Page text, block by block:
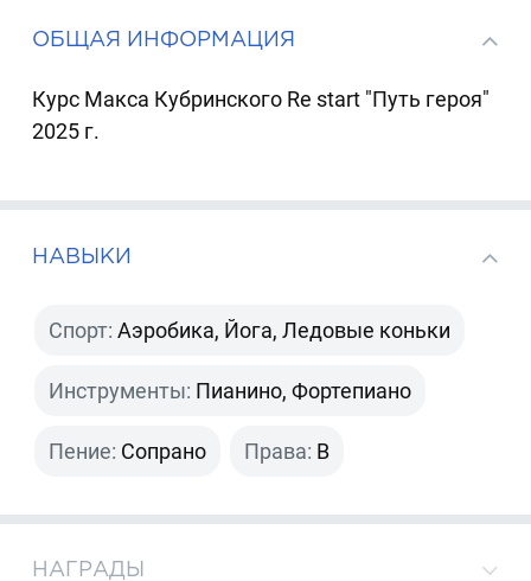
ОБЩАЯ ИНФОРМАЦИЯ
Курс Макса Кубринского Re start "Путь героя"
2025 г.
НАВЫКИ
Спорт: Аэробика, Йога, Ледовые коньки
Инструменты: Пианино, Фортепиано
Пение: Сопрано Права: B
НАГРАДЫ